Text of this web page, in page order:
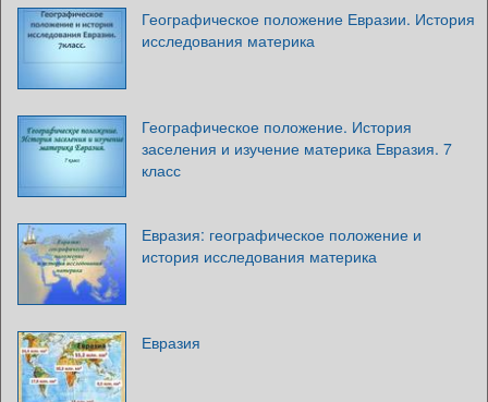
Географическое положение Евразии. История
исследования материка
Географическое положение. История
заселения и изучение материка Евразия. 7
класс
Евразия: географическое положение и
история исследования материка
Евразия